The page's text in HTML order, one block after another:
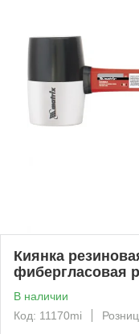
Киянка
фибергласовая
В наличии
Код: 11170mi